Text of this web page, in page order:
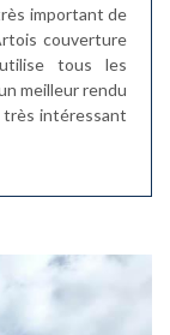
important de
couverture
tous les
meilleur rendu
très intéressant